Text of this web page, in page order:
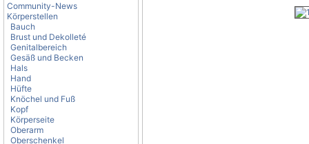
Community-News
Körperstellen
Bauch
Brust und Dekolleté
Genitalbereich
Gesäß und Becken
Hals
Hand
Hüfte
Knöchel und Fuß
Kopf
Körperseite
Oberarm
Oberschenkel